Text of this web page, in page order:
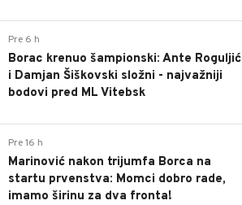
Pre 6 h
Borac krenuo šampionski: Ante Roguljić
i Damjan Šiškovski složni - najvažniji
bodovi pred ML Vitebsk
Pre 16 h
Marinović nakon trijumfa Borca na
startu prvenstva: Momci dobro rade,
imamo širinu za dva fronta!